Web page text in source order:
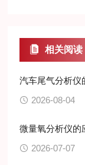
相关阅读
汽车尾气分析仪
2026-08-04
微量氧分析仪的
2026-07-07